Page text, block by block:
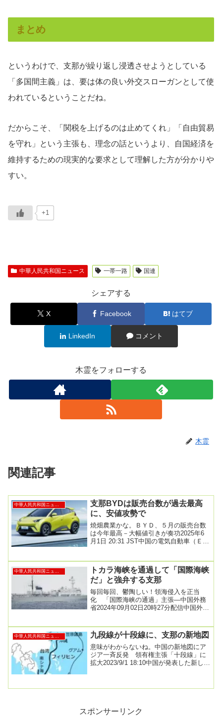
まとめ
というわけで、支那が繰り返し浸透させようとしている
「多国間主義」は、要は体の良い外交スローガンとして使
われているということだね。
だからこそ、「関税を上げるのは止めてくれ」「自由貿易
を守れ」という主張も、理念の話というより、自国経済を
維持するための現実的な要求として理解した方が分かりや
すい。
+1
中華人民共和国ニュース 一帯一路 国連
シェアする
X Facebook はてブ
LinkedIn コメント
木霊をフォローする
木霊
関連記事
支那BYDは販売台数が過去最高
に、安値攻勢で
焼畑農業かな。ＢＹＤ、５月の販売台数
は今年最高－大幅値引きが奏功2025年6
月1日 20:31 JST中国の電気自動車（Ｅ
トカラ海峡を通過して「国際海峡
だ」と強弁する支那
毎回毎回、鬱陶しい！領海侵入を正当
化 「国際海峡の通過」主張―中国外務
省2024年09月02日20時27分配信中国外務
中華人民共和国ニュース 九段線が十段線に、支那の新地図
意味がわからないね。中国の新地図にア
ジア一斉反発 領有権主張「十段線」に
拡大2023/9/1 18:10中国が発表した新しい
スポンサーリンク